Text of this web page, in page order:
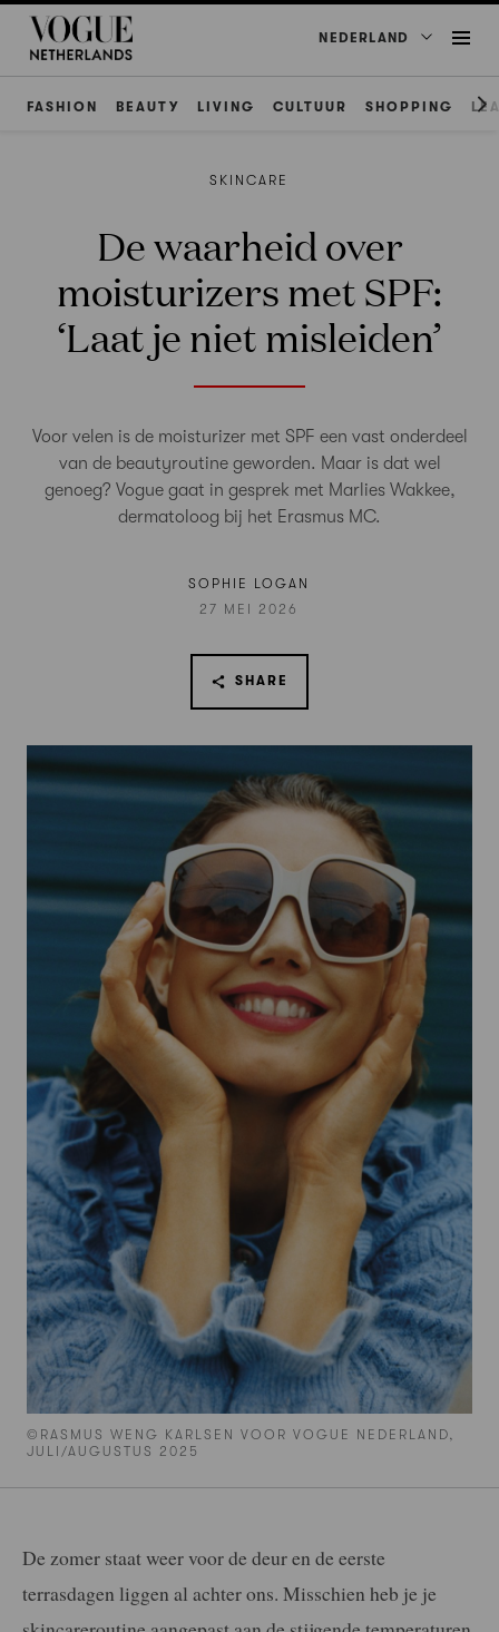
NEDERLAND
FASHION BEAUTY LIVING CULTUUR SHOPPING
©RASMUS WENG KARLSEN VOOR VOGUE NEDERLAND,
JULI/AUGUSTUS 2025
SKINCARE
De waarheid over
moisturizers met SPF:
‘Laat je niet misleiden’
Voor velen is de moisturizer met SPF een vast onderdeel
van de beautyroutine geworden. Maar is dat wel
genoeg? Vogue gaat in gesprek met Marlies Wakkee,
dermatoloog bij het Erasmus MC.
SOPHIE LOGAN
27 MEI 2026
SHARE
De zomer staat weer voor de deur en de eerste
terrasdagen liggen al achter ons. Misschien heb je je